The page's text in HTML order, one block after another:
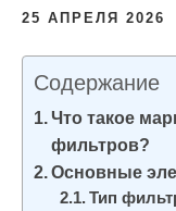
25 АПРЕЛЯ 2026
Содержание
Что такое
фильтров?
Основные
Тип